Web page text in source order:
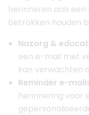
herinneren aan
betrokken houden
Nazorg &
een e-mail met
kan verwachten
Reminder e-
herinnering voor